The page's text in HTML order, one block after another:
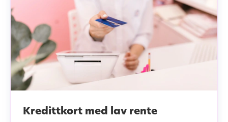
Kredittkort med lav rente